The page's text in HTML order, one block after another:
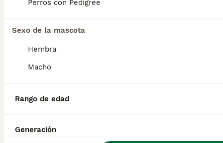
Perros con Pedigree
Sexo de la mascota
Hembra
Macho
Rango de edad
Generación
salud y el bienestar de los animales.
de comprometerse siempre es la mejor
¿Es el foxhound una buena
¿Cómo se llama el foxhound
americano en español?